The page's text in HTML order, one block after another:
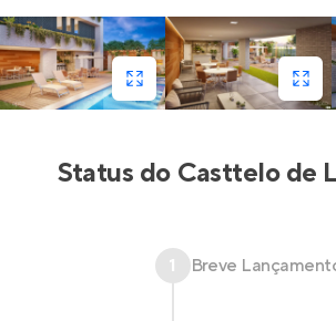
Status do Casttelo de
1 Breve